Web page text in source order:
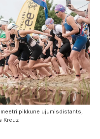
pikkune ujumisdistants,
Kreuz